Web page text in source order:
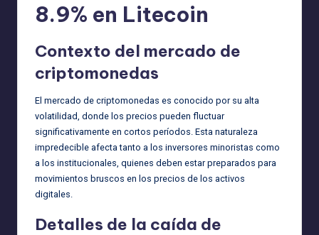
8.9% en Litecoin
Contexto del mercado de
criptomonedas
El mercado de criptomonedas es conocido por su alta
volatilidad, donde los precios pueden fluctuar
significativamente en cortos períodos. Esta naturaleza
impredecible afecta tanto a los inversores minoristas como
a los institucionales, quienes deben estar preparados para
movimientos bruscos en los precios de los activos
digitales.
Detalles de la caída de